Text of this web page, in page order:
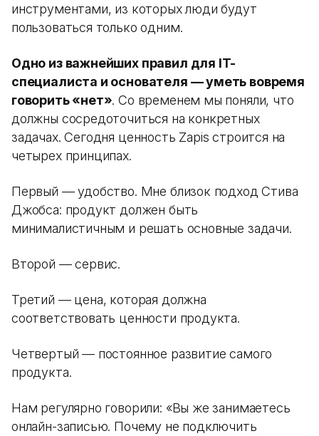
инструментами, из которых люди будут
пользоваться только одним.
Одно из важнейших правил для IT-
специалиста и основателя — уметь вовремя
говорить «нет». Со временем мы поняли, что
должны сосредоточиться на конкретных
задачах. Сегодня ценность Zapis строится на
четырех принципах.
Первый — удобство. Мне близок подход Стива
Джобса: продукт должен быть
минималистичным и решать основные задачи.
Второй — сервис.
Третий — цена, которая должна
соответствовать ценности продукта.
Четвертый — постоянное развитие самого
продукта.
Нам регулярно говорили: «Вы же занимаетесь
онлайн-записью. Почему не подключить